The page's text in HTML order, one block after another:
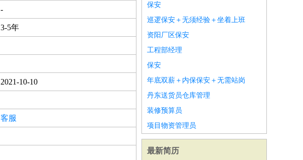
-
3-5年
2021-10-10
客服
保安
巡逻保安＋无须经验＋坐着上班
资阳厂区保安
工程部经理
保安
年底双薪＋内保保安＋无需站岗
丹东送货员仓库管理
装修预算员
项目物资管理员
最新简历